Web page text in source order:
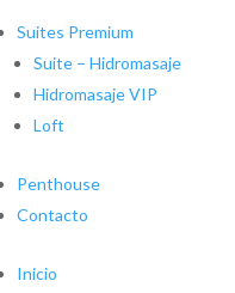
Suites Premium
Suite – Hidromasaje
Hidromasaje VIP
Loft
Penthouse
Contacto
Inicio